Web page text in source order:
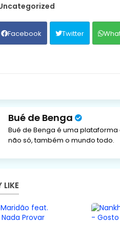
Facebook Twitter
Bué de Benga
Bué de Benga é uma
não só, também o mundo todo.
LIKE